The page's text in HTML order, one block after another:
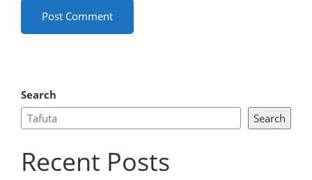
Search
Search
Recent Posts